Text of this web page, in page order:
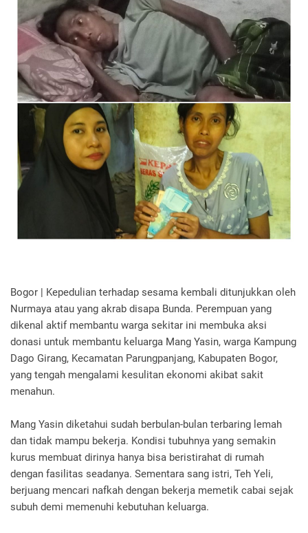
Bogor | Kepedulian terhadap sesama kembali ditunjukkan oleh
Nurmaya atau yang akrab disapa Bunda. Perempuan yang
dikenal aktif membantu warga sekitar ini membuka aksi
donasi untuk membantu keluarga Mang Yasin, warga Kampung
Dago Girang, Kecamatan Parungpanjang, Kabupaten Bogor,
yang tengah mengalami kesulitan ekonomi akibat sakit
menahun.
Mang Yasin diketahui sudah berbulan-bulan terbaring lemah
dan tidak mampu bekerja. Kondisi tubuhnya yang semakin
kurus membuat dirinya hanya bisa beristirahat di rumah
dengan fasilitas seadanya. Sementara sang istri, Teh Yeli,
berjuang mencari nafkah dengan bekerja memetik cabai sejak
subuh demi memenuhi kebutuhan keluarga.